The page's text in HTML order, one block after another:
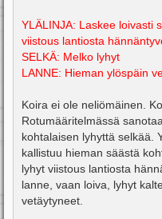
YLÄLINJA: Laskee loivasti
viistous lantiosta
SELKÄ: Melko lyhyt
LANNE: Hieman ylöspäin
Koira ei ole neliömäinen.
Rotumääritelmässä
kohtalaisen lyhyttä selkää.
kallistuu hieman säästä
lyhyt viistous lantiosta
lanne, vaan loiva, lyhyt
vetäytyneet.